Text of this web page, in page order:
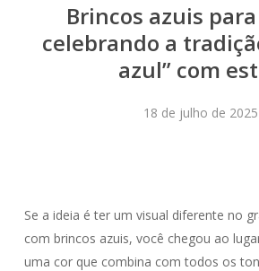
Brincos azuis
celebrando a
azul” com
18 de julho de 2025
Se a ideia é ter um visual diferente no
com brincos azuis, você chegou ao
uma cor que combina com todos os